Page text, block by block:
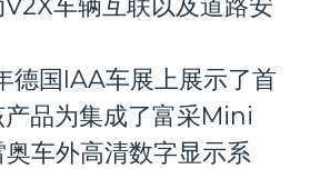
车辆互联以及道路安
德国IAA车展上展示了首
品为集成了富采Mini
车外高清数字显示系